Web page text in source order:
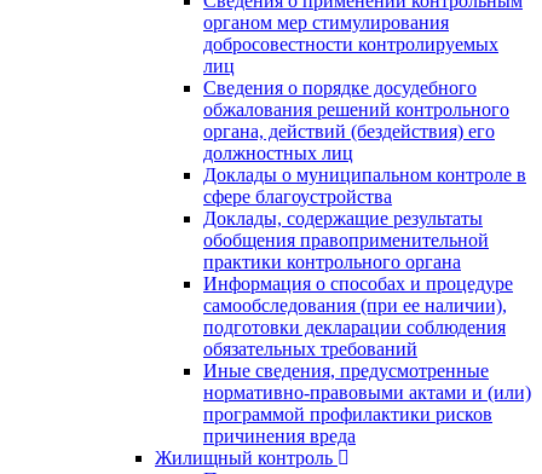
органом мер стимулирования
добросовестности контролируемых
лиц
Сведения о порядке досудебного
обжалования решений контрольного
органа, действий (бездействия) его
должностных лиц
Доклады о муниципальном контроле в
сфере благоустройства
Доклады, содержащие результаты
обобщения правоприменительной
практики контрольного органа
Информация о способах и процедуре
самообследования (при ее наличии),
подготовки декларации соблюдения
обязательных требований
Иные сведения, предусмотренные
нормативно-правовыми актами и (или)
программой профилактики рисков
причинения вреда
Жилищный контроль